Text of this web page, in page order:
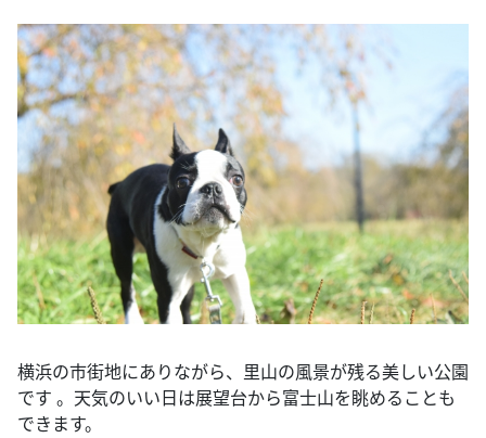
横浜の市街地にありながら、里山の風景が残る美しい公園
です 。天気のいい日は展望台から富士山を眺めることも
できます。